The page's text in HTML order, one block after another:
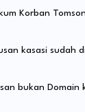
Korban
kasasi sudah
bukan Domain